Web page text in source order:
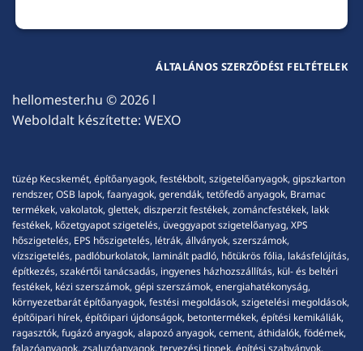
hellomester.hu © 2026 l
Weboldalt készítette: WEXO
ÁLTALÁNOS SZERZŐDÉSI FELTÉTELEK
tüzép Kecskemét, építőanyagok, festékbolt, szigetelőanyagok, gipszkarton
rendszer, OSB lapok, faanyagok, gerendák, tetőfedő anyagok, Bramac
termékek, vakolatok, glettek, diszperzit festékek, zománcfestékek, lakk
festékek, kőzetgyapot szigetelés, üveggyapot szigetelőanyag, XPS
hőszigetelés, EPS hőszigetelés, létrák, állványok, szerszámok,
vízszigetelés, padlóburkolatok, laminált padló, hőtükrös fólia, lakásfelújítás,
építkezés, szakértői tanácsadás, ingyenes házhozszállítás, kül- és beltéri
festékek, kézi szerszámok, gépi szerszámok, energiahatékonyság,
környezetbarát építőanyagok, festési megoldások, szigetelési megoldások,
építőipari hírek, építőipari újdonságok, betontermékek, építési kemikáliák,
ragasztók, fugázó anyagok, alapozó anyagok, cement, áthidalók, födémek,